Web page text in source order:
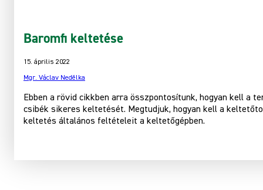
Baromfi keltetése
15. április 2022
Mgr. Václav Nedělka
Ebben a rövid cikkben arra összpontosítunk, hogyan kell a
csibék sikeres keltetését. Megtudjuk, hogyan kell a
keltetés általános feltételeit a keltetőgépben.